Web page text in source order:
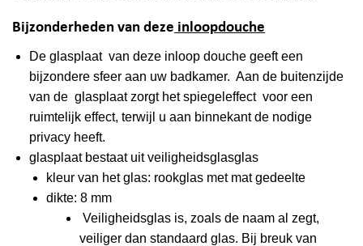
Bijzonderheden van deze inloopdouche
De glasplaat van deze inloop douche geeft een
bijzondere sfeer aan uw badkamer. Aan de buitenzijde
van de glasplaat zorgt het spiegeleffect voor een
ruimtelijk effect, terwijl u aan binnekant de nodige
privacy heeft.
glasplaat bestaat uit veiligheidsglasglas
kleur van het glas: rookglas met mat gedeelte
dikte: 8 mm
Veiligheidsglas is, zoals de naam al zegt,
veiliger dan standaard glas. Bij breuk van